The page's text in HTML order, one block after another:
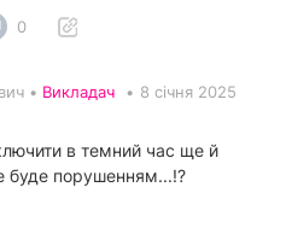
0
• Викладач • 8 січня 2025
в темний час ще й
буде порушенням...!?